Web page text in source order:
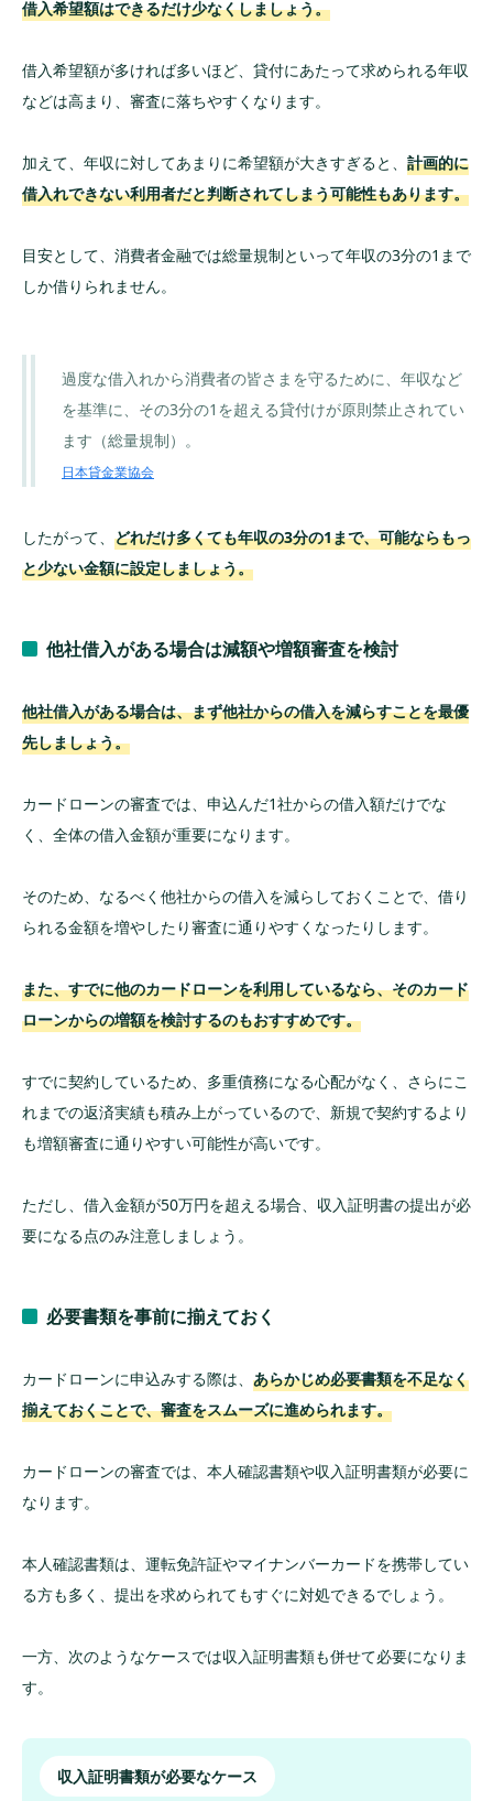
借入希望額はできるだけ少なくしましょう。
借入希望額が多ければ多いほど、貸付にあたって求められる年収
などは高まり、審査に落ちやすくなります。
加えて、年収に対してあまりに希望額が大きすぎると、 計画的に
借入れできない利用者だと判断されてしまう可能性もあります。
目安として、消費者金融では総量規制といって年収の3分の1まで
しか借りられません。
過度な借入れから消費者の皆さまを守るために、年収など
を基準に、その3分の1を超える貸付けが原則禁止されてい
ます（総量規制）。
日本貸金業協会
したがって、 どれだけ多くても年収の3分の1まで、可能ならもっ
と少ない金額に設定しましょう。
他社借入がある場合は減額や増額審査を検討
他社借入がある場合は、まず他社からの借入を減らすことを最優
先しましょう。
カードローンの審査では、申込んだ1社からの借入額だけでな
く、全体の借入金額が重要になります。
そのため、なるべく他社からの借入を減らしておくことで、借り
られる金額を増やしたり審査に通りやすくなったりします。
また、すでに他のカードローンを利用しているなら、そのカード
ローンからの増額を検討するのもおすすめです。
すでに契約しているため、多重債務になる心配がなく、さらにこ
れまでの返済実績も積み上がっているので、新規で契約するより
も増額審査に通りやすい可能性が高いです。
ただし、借入金額が50万円を超える場合、収入証明書の提出が必
要になる点のみ注意しましょう。
必要書類を事前に揃えておく
カードローンに申込みする際は、 あらかじめ必要書類を不足なく
揃えておくことで、審査をスムーズに進められます。
カードローンの審査では、本人確認書類や収入証明書類が必要に
なります。
本人確認書類は、運転免許証やマイナンバーカードを携帯してい
る方も多く、提出を求められてもすぐに対処できるでしょう。
一方、次のようなケースでは収入証明書類も併せて必要になりま
す。
収入証明書類が必要なケース